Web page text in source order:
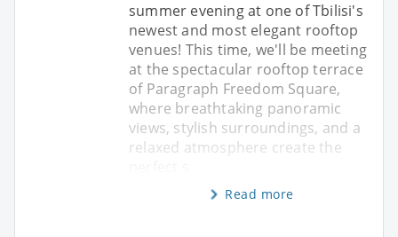
summer evening at one of Tbilisi's
newest and most elegant rooftop
venues! This time, we'll be meeting
at the spectacular rooftop terrace
of Paragraph Freedom Square,
where breathtaking panoramic
views, stylish surroundings, and a
relaxed atmosphere create the
Read more